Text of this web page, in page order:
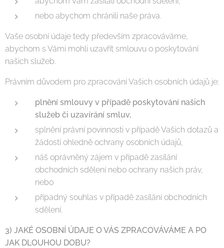
nebo abychom chránili naše práva.
Vaše osobní údaje tedy především zpracováváme,
abychom s Vámi mohli uzavřít smlouvu o poskytování
našich služeb.
Právním důvodem pro zpracování Vašich osobních údajů je:
plnění smlouvy v případě poskytování našich
služeb či uzavírání smluv,
splnění právní povinnosti v případě Vašich dotazů a
žádostí ohledně ochrany osobních údajů,
náš oprávněný zájem v případě zasílání
obchodních sdělení nebo ochrany našich práv,
nebo
případný souhlas v případě zasílání obchodních
sdělení.
3) JAKÉ OSOBNÍ ÚDAJE O VÁS ZPRACOVÁVÁME A PO
JAK DLOUHOU DOBU?